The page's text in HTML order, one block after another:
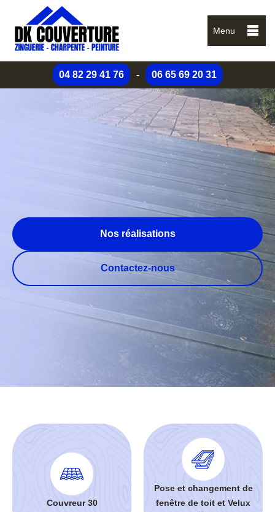
Menu
04 82 29 41 76 - 06 65 69 20 31
Nos réalisations
Contactez-nous
Couvreur 30
Pose et changement de
fenêtre de toit et Velux